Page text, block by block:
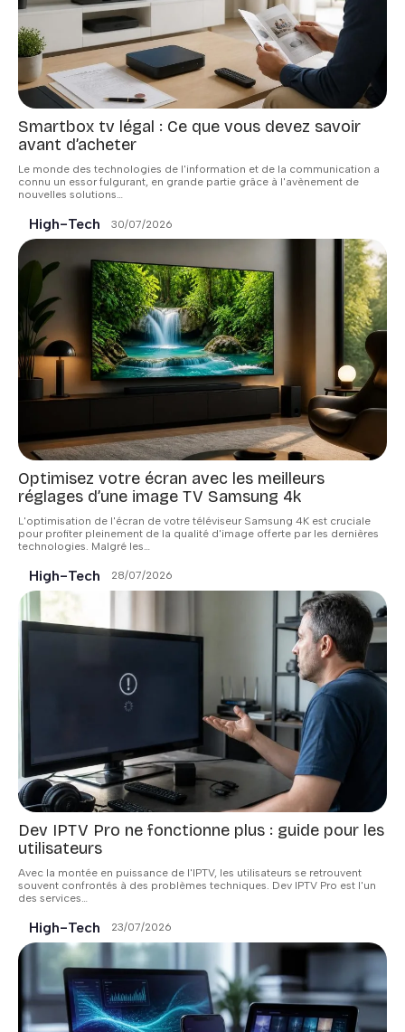
Smartbox tv légal : Ce que vous devez savoir
avant d’acheter
Le monde des technologies de l'information et de la communication a
connu un essor fulgurant, en grande partie grâce à l'avènement de
nouvelles solutions…
High-Tech 30/07/2026
Optimisez votre écran avec les meilleurs
réglages d’une image TV Samsung 4k
L'optimisation de l'écran de votre téléviseur Samsung 4K est cruciale
pour profiter pleinement de la qualité d'image offerte par les dernières
technologies. Malgré les…
High-Tech 28/07/2026
Dev IPTV Pro ne fonctionne plus : guide pour les
utilisateurs
Avec la montée en puissance de l'IPTV, les utilisateurs se retrouvent
souvent confrontés à des problèmes techniques. Dev IPTV Pro est l'un
des services
High-Tech 23/07/2026